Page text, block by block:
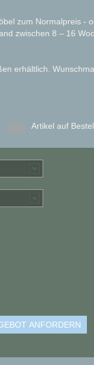
zum Normalpreis -
zwischen 8 – 16
erhältlich.
Artikel auf